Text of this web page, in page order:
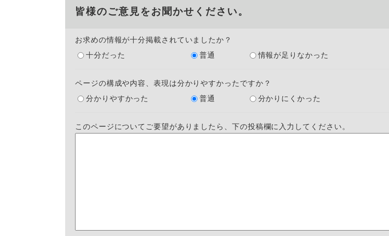
皆様のご意見をお聞かせください。
お求めの情報が十分掲載されていましたか？
十分だった
普通 情報が足りなかった
ページの構成や内容、表現は分かりやすかったですか？
分かりやすかった
普通 分かりにくかった
このページについてご要望がありましたら、下の投稿欄に入力してください。